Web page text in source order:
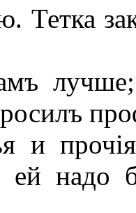
Тетка
лучше;
прочія
ей надо